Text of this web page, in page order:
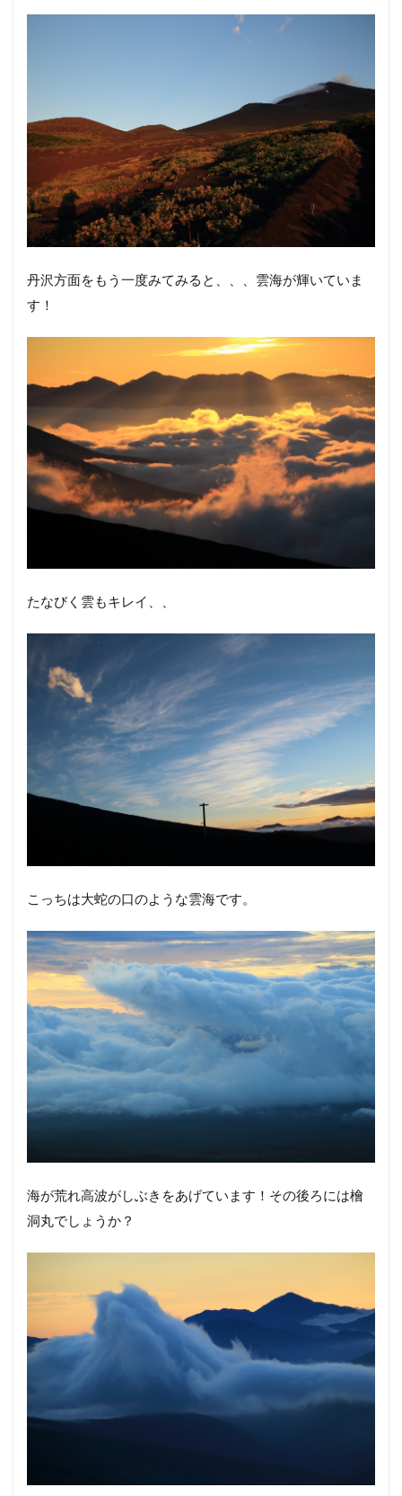
丹沢方面をもう一度みてみると、、、雲海が輝いていま
す！
たなびく雲もキレイ、、
こっちは大蛇の口のような雲海です。
海が荒れ高波がしぶきをあげています！その後ろには檜
洞丸でしょうか？